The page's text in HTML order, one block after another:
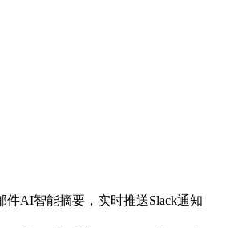
件AI智能摘要，实时推送Slack通知